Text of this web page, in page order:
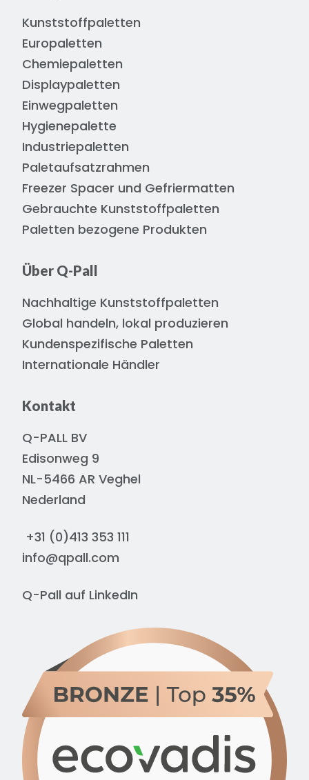
Kunststoffpaletten
Europaletten
Chemiepaletten
Displaypaletten
Einwegpaletten
Hygienepalette
Industriepaletten
Paletaufsatzrahmen
Freezer Spacer und Gefriermatten
Gebrauchte Kunststoffpaletten
Paletten bezogene Produkten
Über Q-Pall
Nachhaltige Kunststoffpaletten
Global handeln, lokal produzieren
Kundenspezifische Paletten
Internationale Händler
Kontakt
Q-PALL BV
Edisonweg 9
NL-5466 AR Veghel
Nederland
+31 (0)413 353 111
info@qpall.com
Q-Pall auf LinkedIn